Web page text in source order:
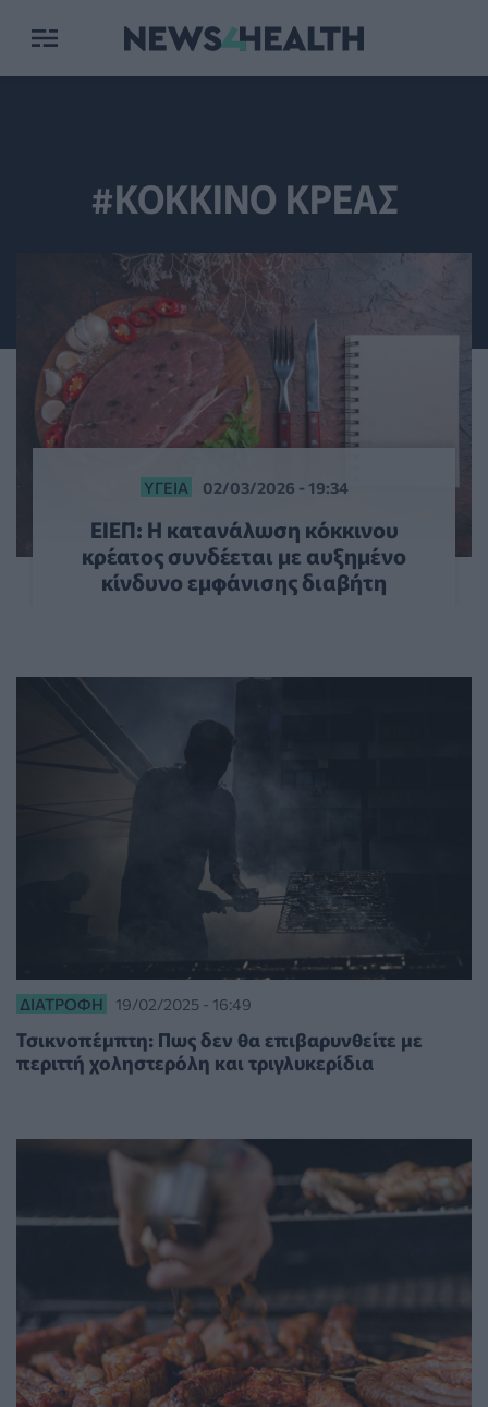
#ΚΟΚΚΙΝΟ ΚΡΕΑΣ
ΥΓΕΊΑ 02/03/2026 - 19:34
ΕΙΕΠ: Η κατανάλωση κόκκινου
κρέατος συνδέεται με αυξημένο
κίνδυνο εμφάνισης διαβήτη
ΔΙΑΤΡΟΦΉ 19/02/2025 - 16:49
Τσικνοπέμπτη: Πως δεν θα επιβαρυνθείτε με
περιττή χοληστερόλη και τριγλυκερίδια